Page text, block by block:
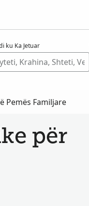
ku Ka Jetuar
Pemës Familjare
për